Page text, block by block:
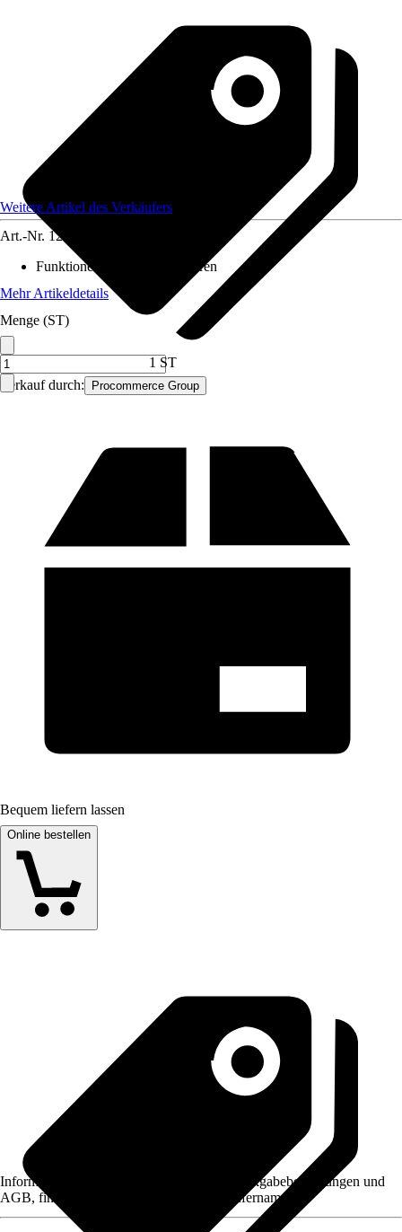
Verkauf durch: Procommerce Group
Weitere Artikel des Verkäufers
Art.-Nr. 12461889
Funktionen
Zum Einbetonieren
Mehr Artikeldetails
Menge (ST)
1 ST
Bequem liefern lassen
Online bestellen
Informationen des Verkäufers, wie z. B. Rückgabebedingungen und
AGB, finden Sie bei Klick auf den Verkäufernamen.